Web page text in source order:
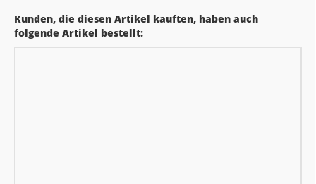
Kunden, die diesen Artikel kauften, haben auch
folgende Artikel bestellt: